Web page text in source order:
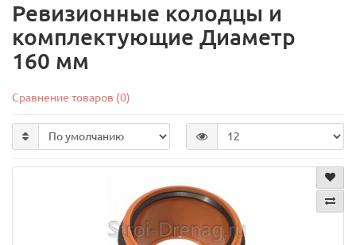
Ревизионные колодцы и
комплектующие Диаметр
160 мм
Сравнение товаров (0)